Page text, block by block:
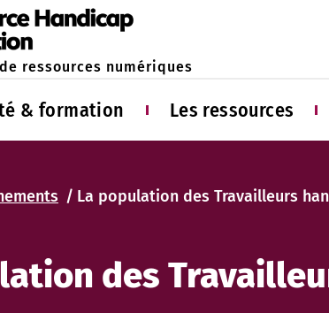
ressources numériques
& formation Les ressources
La population des Travailleurs
des